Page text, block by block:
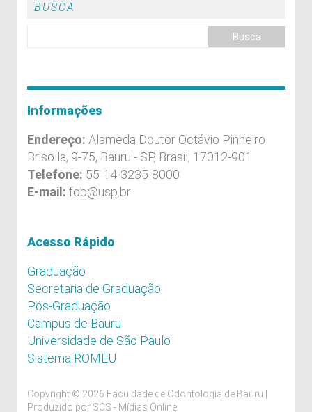
BUSCA
Informações
Endereço: Alameda Doutor Octávio Pinheiro
Brisolla, 9-75, Bauru - SP, Brasil, 17012-901
Telefone: 55-14-3235-8000
E-mail: fob@usp.br
Acesso Rápido
Graduação
Secretaria de Graduação
Pós-Graduação
Campus de Bauru
Universidade de São Paulo
Sistema ROMEU
Copyright © 2026 Faculdade de Odontologia de Bauru |
Produzido por SCS - Mídias Online